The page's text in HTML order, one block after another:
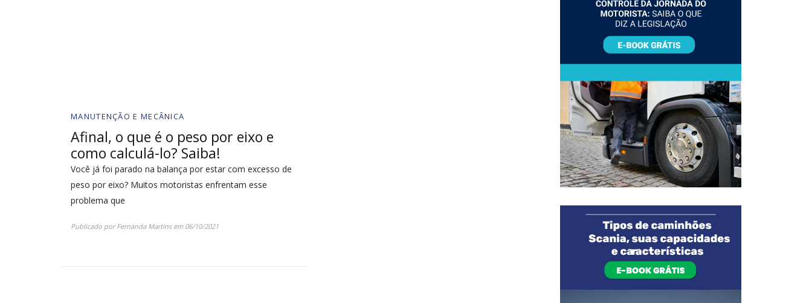
MANUTENÇÃO E MECÂNICA
Afinal, o que é o peso por eixo e
como calculá-lo? Saiba!
Você já foi parado na balança por estar com excesso de
peso por eixo? Muitos motoristas enfrentam esse
problema que
Publicado porFernanda Martinsem 06/10/2021